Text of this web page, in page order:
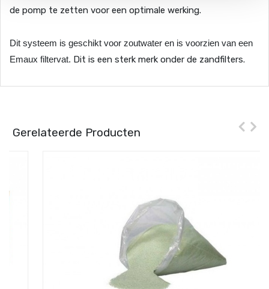
de pomp te zetten voor een optimale werking.
Dit systeem is geschikt voor zoutwater en is voorzien van een
Emaux filtervat. Dit is een sterk merk onder de zandfilters.
Gerelateerde Producten